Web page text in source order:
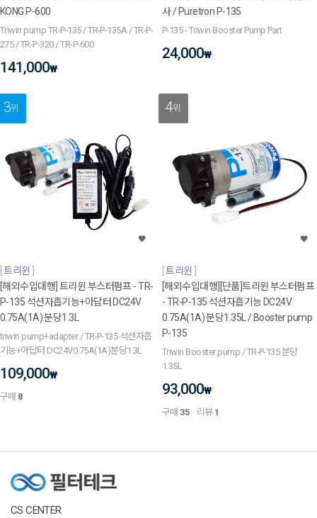
KONG P-600
Triwin pump TR-P-135 / TR-P-135A / TR-P-
275 / TR-P-320 / TR-P-600
141,000₩
사 / Puretron P-135
P-135 - Triwin Booster Pump Part
24,000₩
3위
트리윈
[해외수입대행] 트리윈 부스터펌프 - TR-
P-135 석션자흡기능+아답터 DC24V
0.75A(1A) 분당1.3L
triwin pump+adapter / TR-P-135 석션자흡
기능+아답터 DC24V0.75A(1A)분당1.3L
109,000₩
구매 8
4위
트리윈
[해외수입대행][단품]트리윈 부스터펌프
- TR-P-135 석션자흡기능 DC24V
0.75A(1A) 분당1.35L / Booster pump
P-135
Triwin Booster pump / TR-P-135 분당
1.35L
93,000₩
구매35 리뷰 1
CS CENTER